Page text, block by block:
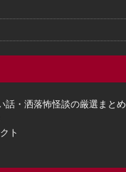
話・洒落怖怪談の厳選まとめ
ト